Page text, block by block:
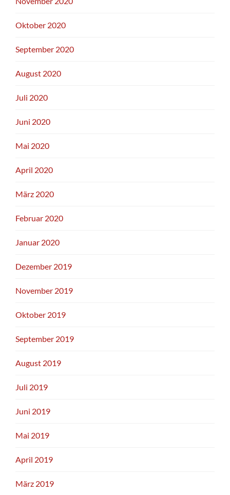
Oktober 2020
September 2020
August 2020
Juli 2020
Juni 2020
Mai 2020
April 2020
März 2020
Februar 2020
Januar 2020
Dezember 2019
November 2019
Oktober 2019
September 2019
August 2019
Juli 2019
Juni 2019
Mai 2019
April 2019
März 2019